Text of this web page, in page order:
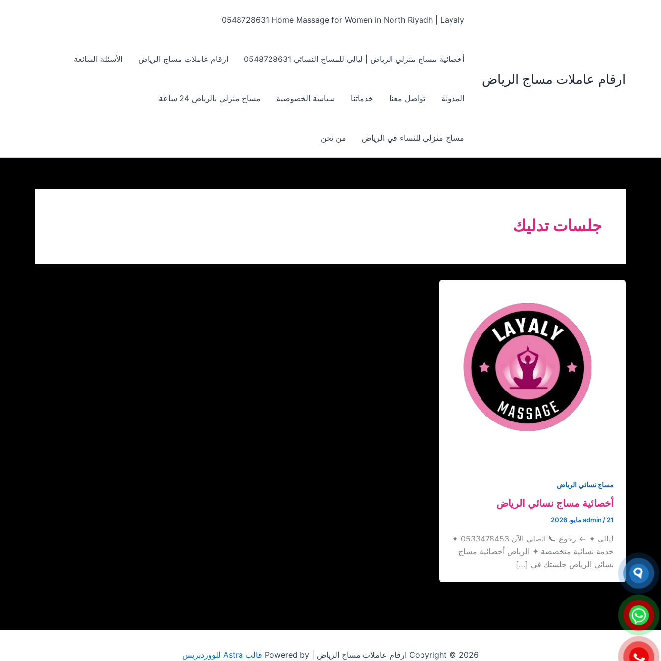
ارقام عاملات مساج الرياض
Home Massage for Women in North Riyadh | Layaly ‏‪0548728631
أخصائية مساج منزلي الرياض | ليالي للمساج النسائي ‏‪0548728631 ارقام عاملات مساج الرياض الأسئلة الشائعة
المدونة تواصل معنا خدماتنا سياسة الخصوصية مساج منزلي بالرياض 24 ساعة
مساج منزلي للنساء في الرياض من نحن
جلسات تدليك
مساج نسائي الرياض
أخصائية مساج نسائي الرياض
admin /21 مايو، 2026
ليالي ✦ ← رجوع 📞 اتصلي الآن 0533478453 ✦
خدمة نسائية متخصصة ✦ الرياض أخصائية مساج
نسائي الرياض جلستك في […]
Copyright © 2026 ارقام عاملات مساج الرياض | Powered by قالب Astra للووردبريس